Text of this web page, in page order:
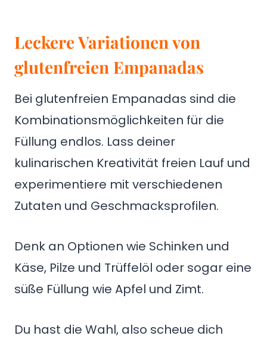
Leckere Variationen von
glutenfreien Empanadas
Bei glutenfreien Empanadas sind die
Kombinationsmöglichkeiten für die
Füllung endlos. Lass deiner
kulinarischen Kreativität freien Lauf und
experimentiere mit verschiedenen
Zutaten und Geschmacksprofilen.
Denk an Optionen wie Schinken und
Käse, Pilze und Trüffelöl oder sogar eine
süße Füllung wie Apfel und Zimt.
Du hast die Wahl, also scheue dich